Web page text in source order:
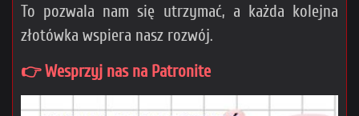
To pozwala nam się utrzymać, a każda kolejna
złotówka wspiera nasz rozwój.
👉 Wesprzyj nas na Patronite